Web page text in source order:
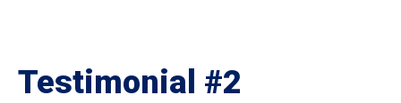
Testimonial #2